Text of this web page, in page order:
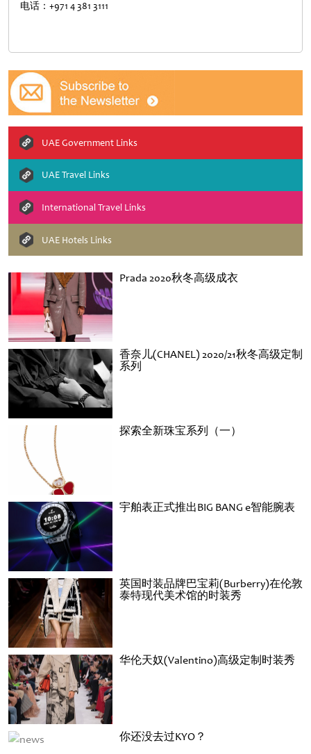
Prada 2020秋冬高级成衣
香奈儿(CHANEL) 2020/21秋冬高级定制
系列
探索全新珠宝系列（一）
宇舶表正式推出BIG BANG e智能腕表
英国时装品牌巴宝莉(Burberry)在伦敦
泰特现代美术馆的时装秀
华伦天奴(Valentino)高级定制时装秀
你还没去过KYO？
电话：+971 4 381 3111
UAE Government Links
UAE Travel Links
International Travel Links
UAE Hotels Links